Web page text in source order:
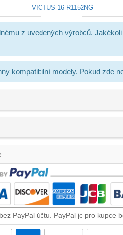
VICTUS 16-R1152NG
z uvedených výrobců.
kompatibilní modely. Pokud zde
PayPal účtu. PayPal je pro kupce